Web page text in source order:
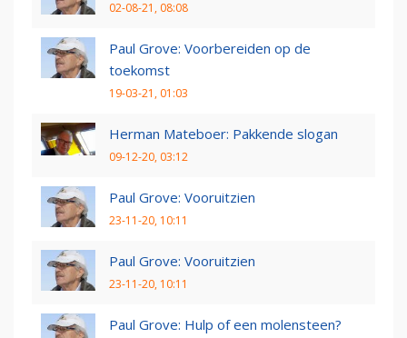
02-08-21, 08:08
Paul Grove: Voorbereiden op de
toekomst
19-03-21, 01:03
Herman Mateboer: Pakkende slogan
09-12-20, 03:12
Paul Grove: Vooruitzien
23-11-20, 10:11
Paul Grove: Vooruitzien
23-11-20, 10:11
Paul Grove: Hulp of een molensteen?